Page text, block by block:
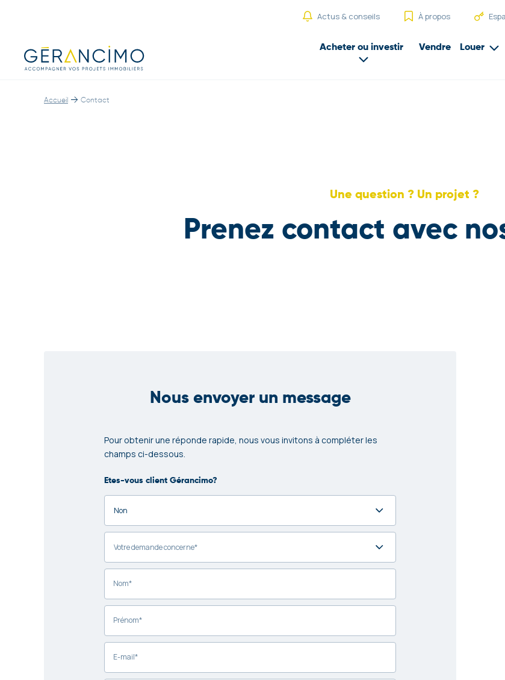
Actus & conseils À propos
Acheter ou investir Vendre Louer
Accueil → Contact
Une question ? Un projet ?
Prenez contact avec
Nous envoyer un message
Pour obtenir une réponde rapide, nous vous invitons à compléter les
champs ci-dessous.
Etes-vous client Gérancimo?
Nom*
Prénom*
E-mail*